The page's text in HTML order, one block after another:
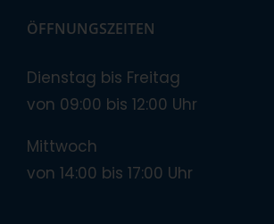
ÖFFNUNGSZEITEN
Dienstag bis Freitag
von 09:00 bis 12:00 Uhr
Mittwoch
von 14:00 bis 17:00 Uhr